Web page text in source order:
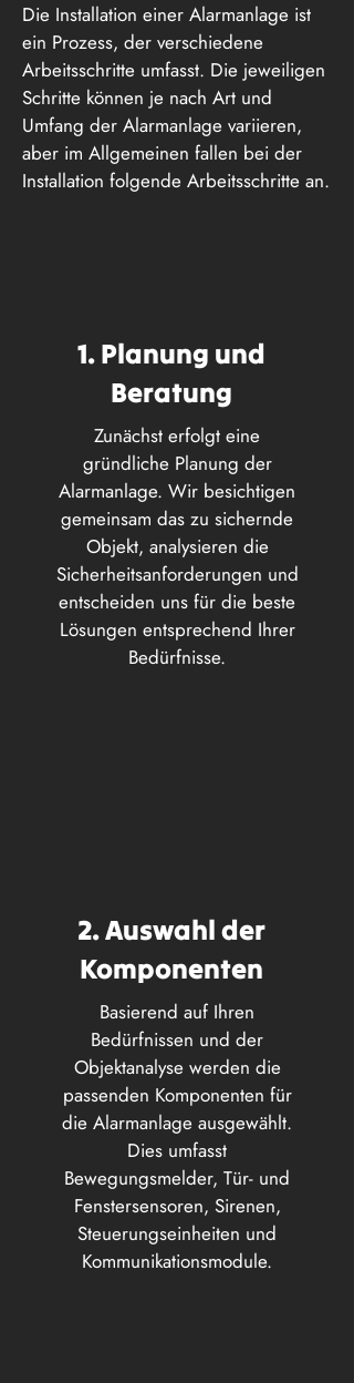
Die Installation einer Alarmanlage ist
ein Prozess, der verschiedene
Arbeitsschritte umfasst. Die jeweiligen
Schritte können je nach Art und
Umfang der Alarmanlage variieren,
aber im Allgemeinen fallen bei der
Installation folgende Arbeitsschritte an.
1. Planung und
Beratung
Zunächst erfolgt eine
gründliche Planung der
Alarmanlage. Wir besichtigen
gemeinsam das zu sichernde
Objekt, analysieren die
Sicherheitsanforderungen und
entscheiden uns für die beste
Lösungen entsprechend Ihrer
Bedürfnisse.
2. Auswahl der
Komponenten
Basierend auf Ihren
Bedürfnissen und der
Objektanalyse werden die
passenden Komponenten für
die Alarmanlage ausgewählt.
Dies umfasst
Bewegungsmelder, Tür- und
Fenstersensoren, Sirenen,
Steuerungseinheiten und
Kommunikationsmodule.